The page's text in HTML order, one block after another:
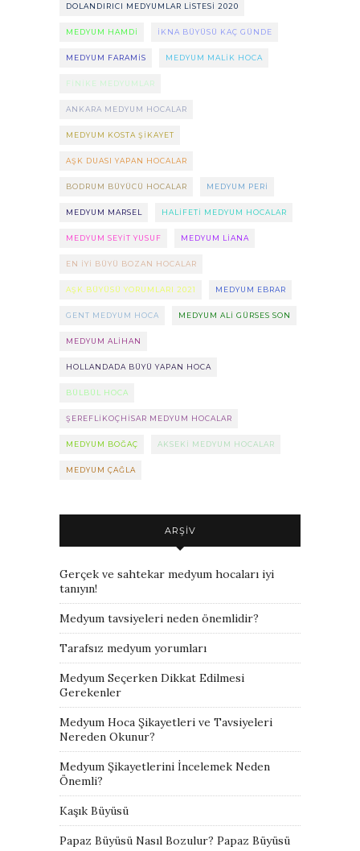
DOLANDIRICI MEDYUMLAR LISTESI 2020
MEDYUM HAMDI IKNA BÜYÜSÜ KAÇ GÜNDE
MEDYUM FARAMIS MEDYUM MALIK HOCA
FINIKE MEDYUMLAR
ANKARA MEDYUM HOCALAR
MEDYUM KOSTA ŞIKAYET
AŞK DUASI YAPAN HOCALAR
BODRUM BÜYÜCÜ HOCALAR MEDYUM PERI
MEDYUM MARSEL HALIFETI MEDYUM HOCALAR
MEDYUM SEYIT YUSUF MEDYUM LIANA
EN IYI BÜYÜ BOZAN HOCALAR
AŞK BÜYÜSÜ YORUMLARI 2021 MEDYUM EBRAR
GENT MEDYUM HOCA MEDYUM ALI GÜRSES SON
MEDYUM ALIHAN
HOLLANDADA BÜYÜ YAPAN HOCA
BÜLBÜL HOCA
ŞEREFLIKOÇHISAR MEDYUM HOCALAR
MEDYUM BOĞAÇ AKSEKI MEDYUM HOCALAR
MEDYUM ÇAĞLA
ARŞIV
Gerçek ve sahtekar medyum hocaları iyi
tanıyın!
Medyum tavsiyeleri neden önemlidir?
Tarafsız medyum yorumları
Medyum Seçerken Dikkat Edilmesi
Gerekenler
Medyum Hoca Şikayetleri ve Tavsiyeleri
Nereden Okunur?
Medyum Şikayetlerini İncelemek Neden
Önemli?
Kaşık Büyüsü
Papaz Büyüsü Nasıl Bozulur? Papaz Büyüsü